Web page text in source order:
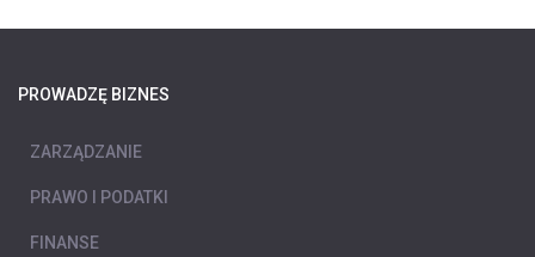
PROWADZĘ BIZNES
ZARZĄDZANIE
PRAWO I PODATKI
FINANSE